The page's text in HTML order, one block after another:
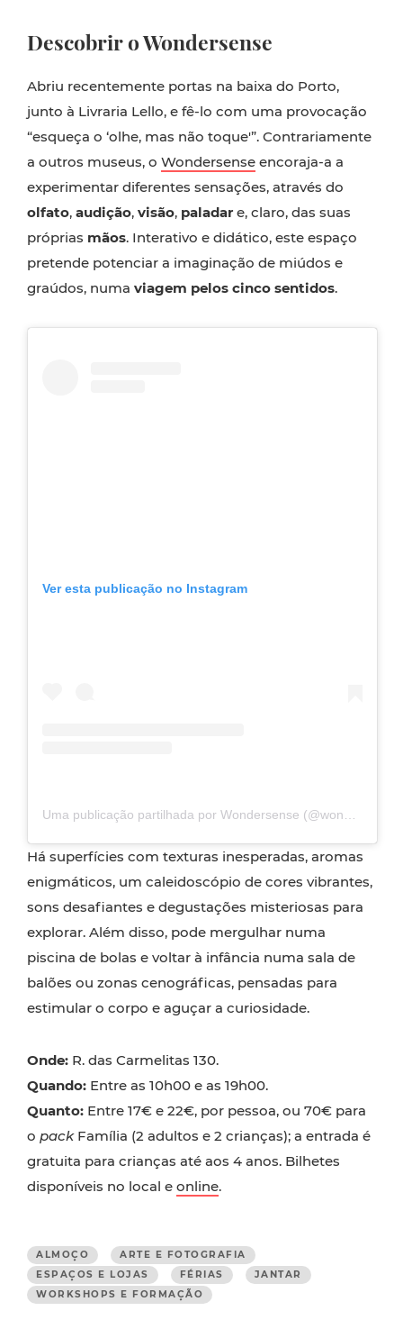
Descobrir o Wondersense
Abriu recentemente portas na baixa do Porto,
junto à Livraria Lello, e fê-lo com uma provocação
“esqueça o ‘olhe, mas não toque'”. Contrariamente
a outros museus, o Wondersense encoraja-a a
experimentar diferentes sensações, através do
olfato, audição, visão, paladar e, claro, das suas
próprias mãos. Interativo e didático, este espaço
pretende potenciar a imaginação de miúdos e
graúdos, numa viagem pelos cinco sentidos.
Ver esta publicação no Instagram
Há superfícies com texturas inesperadas, aromas
enigmáticos, um caleidoscópio de cores vibrantes,
sons desafiantes e degustações misteriosas para
explorar. Além disso, pode mergulhar numa
piscina de bolas e voltar à infância numa sala de
balões ou zonas cenográficas, pensadas para
estimular o corpo e aguçar a curiosidade.
Onde: R. das Carmelitas 130.
Quando: Entre as 10h00 e as 19h00.
Quanto: Entre 17€ e 22€, por pessoa, ou 70€ para
o packFamília (2 adultos e 2 crianças); a entrada é
gratuita para crianças até aos 4 anos. Bilhetes
disponíveis no local e online.
ALMOÇO
ARTE E FOTOGRAFIA
ESPAÇOS E LOJAS
FÉRIAS
JANTAR
WORKSHOPS E FORMAÇÃO